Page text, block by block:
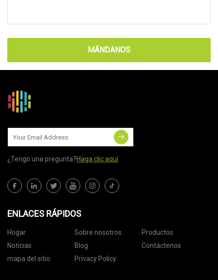
MÁNDANOS
¿Tengo una pregunta?Haga clic aquí
ENLACES RÁPIDOS
Hogar Sobre nosotros
Productos
Noticias
Blog
Contáctenos
mapa del sitio
Privacy Policy